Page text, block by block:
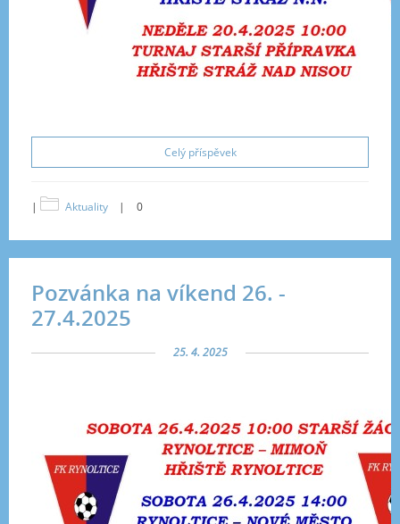
Celý příspěvek
| Aktuality | 0
Pozvánka na víkend 26. -
27.4.2025
25. 4. 2025